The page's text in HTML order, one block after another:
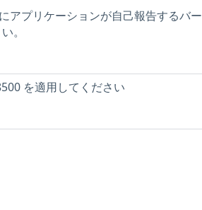
アプリケーションが自己報告するバー
。
を適用してください